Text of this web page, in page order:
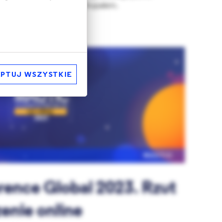
zainteresowanych Drupalem.
MAUTIC
Global 2023. Rzut
online
WSZYSTKIE